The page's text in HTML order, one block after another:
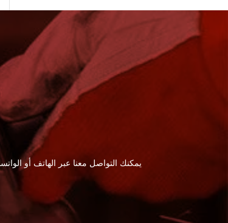
يمكنك التواصل معنا عبر الهاتف أو